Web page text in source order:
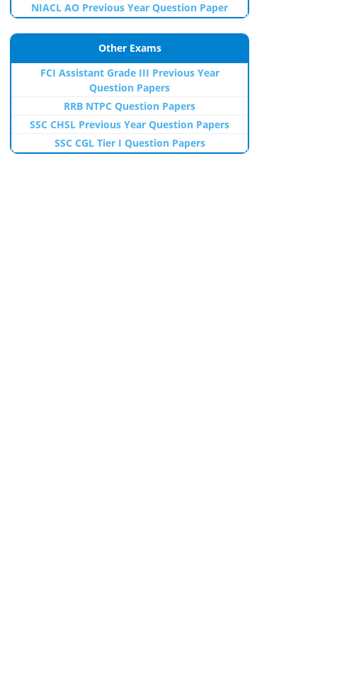
NIACL AO Previous Year Question Paper
Other Exams
FCI Assistant Grade III Previous Year
Question Papers
RRB NTPC Question Papers
SSC CHSL Previous Year Question Papers
SSC CGL Tier I Question Papers